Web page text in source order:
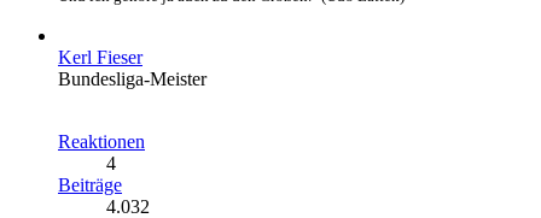
Kerl Fieser
Bundesliga-Meister
Reaktionen
4
Beiträge
4.032